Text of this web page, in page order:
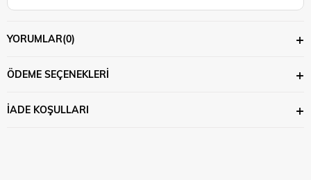
YORUMLAR(0)
ÖDEME SEÇENEKLERI
İADE KOŞULLARI